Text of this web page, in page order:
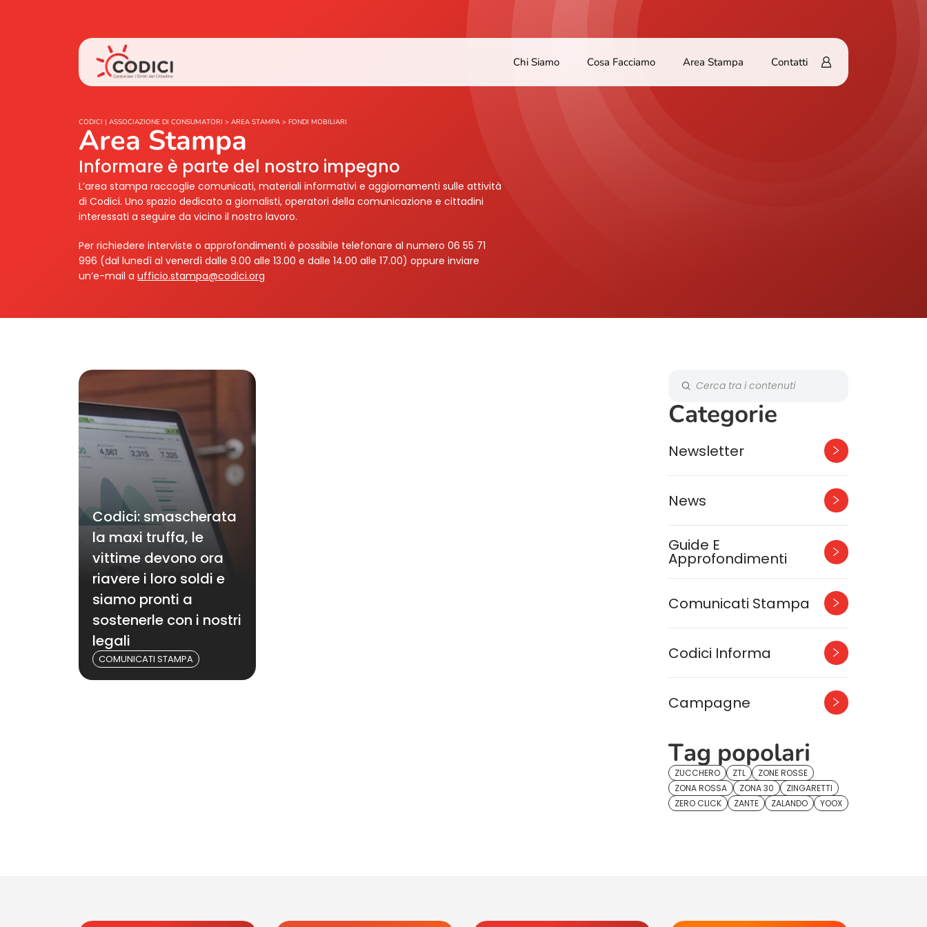
Chi Siamo Cosa Facciamo Area Stampa Contatti
CODICI | ASSOCIAZIONE DI CONSUMATORI > AREA STAMPA > FONDI MOBILIARI
Area Stampa
Informare è parte del nostro impegno
L’area stampa raccoglie comunicati, materiali informativi e aggiornamenti sulle attività
di Codici. Uno spazio dedicato a giornalisti, operatori della comunicazione e cittadini
interessati a seguire da vicino il nostro lavoro.
Per richiedere interviste o approfondimenti è possibile telefonare al numero 06 55 71
996 (dal lunedì al venerdì dalle 9.00 alle 13.00 e dalle 14.00 alle 17.00) oppure inviare
un’e-mail a ufficio.stampa@codici.org
Codici: smascherata
la maxi truffa, le
vittime devono ora
riavere i loro soldi e
siamo pronti a
sostenerle con i nostri
legali
COMUNICATI STAMPA
Categorie
Newsletter
News
Guide E
Approfondimenti
Comunicati Stampa
Codici Informa
Campagne
Tag popolari
ZUCCHERO ZTL
ZONE ROSSE
ZONA ROSSA
ZONA 30
ZINGARETTI
ZERO CLICK
ZANTE ZALANDO YOOX